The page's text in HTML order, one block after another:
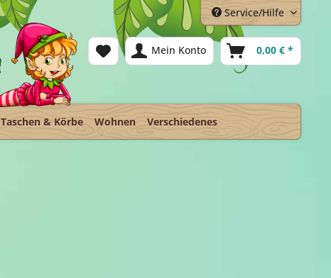
Service/Hilfe
Mein Konto 0,00 € *
Taschen & Körbe Wohnen Verschiedenes